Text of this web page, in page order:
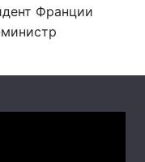
Франции